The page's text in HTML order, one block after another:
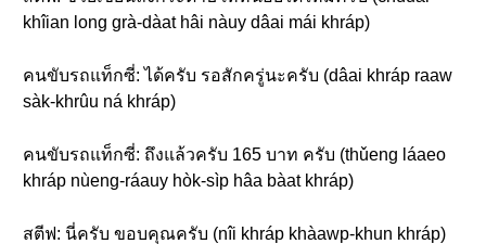
khîian long grà-dàat hâi nàuy dâai mái khráp)
คนขับรถแท็กซี่: ได้ครับ รอสักครู่นะครับ (dâai khráp raaw
sàk-khrûu ná khráp)
คนขับรถแท็กซี่: ถึงแล้วครับ 165 บาท ครับ (thǔeng láaeo
khráp nùeng-ráauy hòk-sìp hâa bàat khráp)
สตีฟ: นี่ครับ ขอบคุณครับ (nîi khráp khàawp-khun khráp)